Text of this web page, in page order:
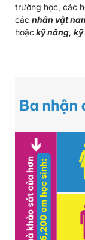
trường học, các
các nhân vật
hoặc kỹ năng,